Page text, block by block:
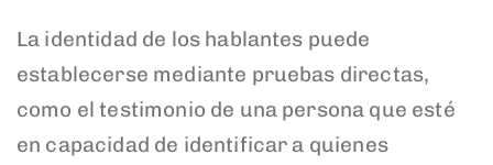
La identidad de los hablantes puede
establecerse mediante pruebas directas,
como el testimonio de una persona que esté
en capacidad de identificar a quienes